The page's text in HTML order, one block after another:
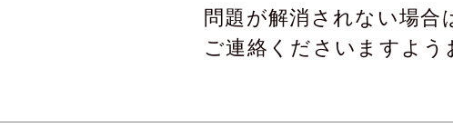
問題が解消されない場
ご連絡くださいますよう